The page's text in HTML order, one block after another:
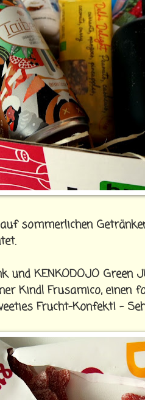
sommerlichen
KENKODOJO Green
Kindl Frusamico, einen
Frucht-Konfekt! -